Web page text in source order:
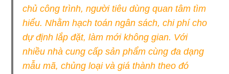
Phòng
mới
nhất
2021
chủ công trình, người tiêu dùng quan tâm tìm
hiểu. Nhằm hạch toán ngân sách, chi phí cho
dự định lắp đặt, làm mới không gian. Với
nhiều nhà cung cấp sản phẩm cùng đa dạng
mẫu mã, chủng loại và giá thành theo đó